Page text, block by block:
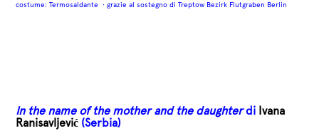
costume:Termosaldante · grazie al sostegno di Treptow Bezirk Flutgraben Berlin
In the name of the mother and the daughterdi Ivana
Ranisavljević (Serbia)